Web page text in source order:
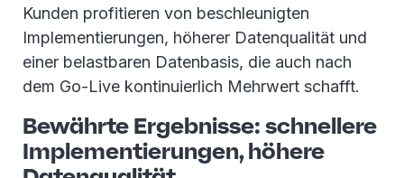
Kunden profitieren von beschleunigten
Implementierungen, höherer Datenqualität und
einer belastbaren Datenbasis, die auch nach
dem Go-Live kontinuierlich Mehrwert schafft.
Bewährte Ergebnisse: schnellere
Implementierungen, höhere